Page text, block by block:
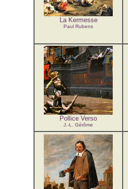
La Kermesse
Paul Rubens
Pollice Verso
J.-L. Gérôme